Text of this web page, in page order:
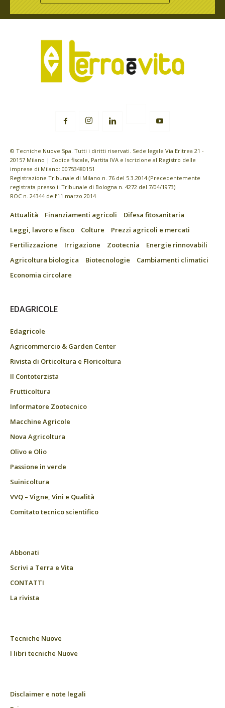
© Tecniche Nuove Spa. Tutti i diritti riservati. Sede legale Via Eritrea 21 -
20157 Milano | Codice fiscale, Partita IVA e Iscrizione al Registro delle
imprese di Milano: 00753480151
Registrazione Tribunale di Milano n. 76 del 5.3.2014 (Precedentemente
registrata presso il Tribunale di Bologna n. 4272 del 7/04/1973)
ROC n. 24344 dell’11 marzo 2014
Attualità Finanziamenti agricoli
Difesa fitosanitaria
Leggi, lavoro e fisco
Colture
Prezzi agricoli e mercati
Fertilizzazione
Irrigazione Zootecnia
Energie rinnovabili
Agricoltura biologica
Biotecnologie
Cambiamenti climatici
Economia circolare
EDAGRICOLE
Edagricole
Agricommercio & Garden Center
Rivista di Orticoltura e Floricoltura
Il Contoterzista
Frutticoltura
Informatore Zootecnico
Macchine Agricole
Nova Agricoltura
Olivo e Olio
Passione in verde
Suinicoltura
VVQ – Vigne, Vini e Qualità
Comitato tecnico scientifico
Abbonati
Scrivi a Terra e Vita
CONTATTI
La rivista
Tecniche Nuove
I libri tecniche Nuove
Disclaimer e note legali